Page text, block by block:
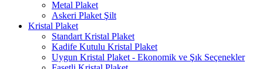
Metal Plaket
Askeri Plaket Şilt
Kristal Plaket
Standart Kristal Plaket
Kadife Kutulu Kristal Plaket
Uygun Kristal Plaket - Ekonomik ve Şık Seçenekler